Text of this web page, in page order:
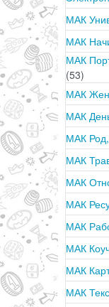
МАК
МАК
МАК
(53)
МАК
МАК
МАК
МАК
МАК
МАК
МАК
МАК
МАК
МАК